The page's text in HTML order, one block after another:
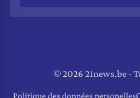
© 2026 21news.be -
Politique des données personelles